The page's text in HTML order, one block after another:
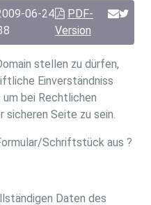
06-24
PDF-
Version
stellen zu dürfen,
Einverständniss
um bei Rechtlichen
sicheren Seite zu sein.
Schriftstück aus ?
Daten des